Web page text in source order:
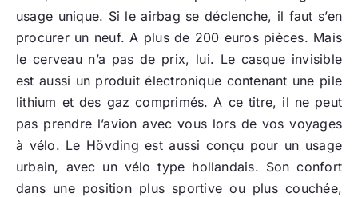
usage unique. Si le airbag se déclenche, il faut s’en
procurer un neuf. A plus de 200 euros pièces. Mais
le cerveau n’a pas de prix, lui. Le casque invisible
est aussi un produit électronique contenant une pile
lithium et des gaz comprimés. A ce titre, il ne peut
pas prendre l’avion avec vous lors de vos voyages
à vélo. Le Hövding est aussi conçu pour un usage
urbain, avec un vélo type hollandais. Son confort
dans une position plus sportive ou plus couchée,